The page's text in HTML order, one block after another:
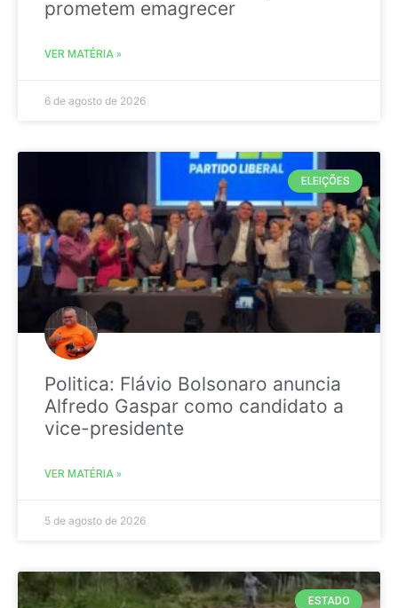
prometem emagrecer
VER MATÉRIA »
6 de agosto de 2026
ELEIÇÕES
Politica: Flávio Bolsonaro anuncia
Alfredo Gaspar como candidato a
vice-presidente
VER MATÉRIA »
5 de agosto de 2026
ESTADO